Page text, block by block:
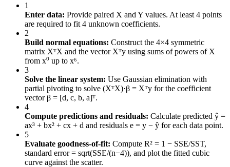
1
Enter data: Provide paired X and Y values. At least 4 points
are required to fit 4 unknown coefficients.
2
Build normal equations: Construct the 4×4 symmetric
matrix XᵀX and the vector Xᵀy using sums of powers of X
from x⁰ up to x⁶.
3
Solve the linear system: Use Gaussian elimination with
partial pivoting to solve (XᵀX)·β = Xᵀy for the coefficient
vector β = [d, c, b, a]ᵀ.
4
Compute predictions and residuals: Calculate predicted ŷ =
ax³ + bx² + cx + d and residuals e = y − ŷ for each data point.
5
Evaluate goodness-of-fit: Compute R² = 1 − SSE/SST,
standard error = sqrt(SSE/(n−4)), and plot the fitted cubic
curve against the scatter.